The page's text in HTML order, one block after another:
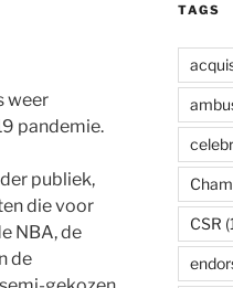
weer
pandemie.
publiek,
die voor
NBA, de
de
TAGS
CSR